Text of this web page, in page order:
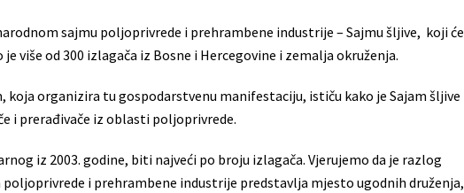
sajmu poljoprivrede i prehrambene industrije – Sajmu šljive, koji će
više od 300 izlagača iz Bosne i Hercegovine i zemalja okruženja.
koja organizira tu gospodarstvenu manifestaciju, ističu kako je Sajam šljive
i prerađivače iz oblasti poljoprivrede.
iz 2003. godine, biti najveći po broju izlagača. Vjerujemo da je razlog
i prehrambene industrije predstavlja mjesto ugodnih druženja,